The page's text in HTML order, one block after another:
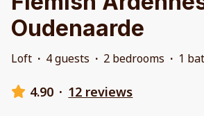
Oudenaarde
Loft · 4 guests · 2 bedrooms · 1
4.90 · 12 reviews